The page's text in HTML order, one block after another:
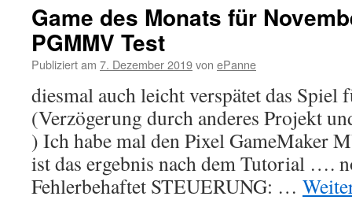
Game des Monats für
PGMMV Test
Publiziert am 7. Dezember 2019von ePanne
diesmal auch leicht verspätet das Spiel
(Verzögerung durch anderes Projekt
) Ich habe mal den Pixel GameMaker
ist das ergebnis nach dem Tutorial ….
Fehlerbehaftet STEUERUNG: …